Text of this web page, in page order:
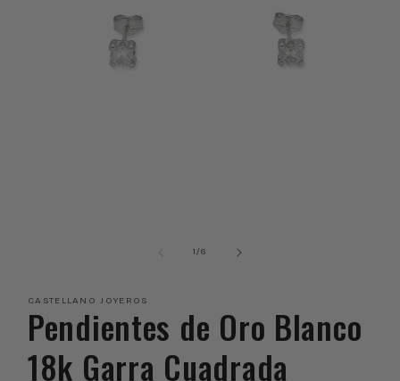
ventana
modal
1/de
6
CASTELLANO JOYEROS
Pendientes de Oro Blanco
18k Garra Cuadrada